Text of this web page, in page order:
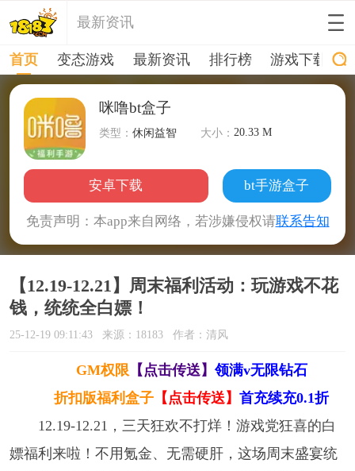
最新资讯
首页 变态游戏 最新资讯 排行榜 游戏下载
咪噜bt盒子
类型：休闲益智 大小：20.33 M
安卓下载 bt手游盒子
免责声明：本app来自网络，若涉嫌侵权请联系告知
【12.19-12.21】周末福利活动：玩游戏不花
钱，统统全白嫖！
25-12-19 09:11:43 来源：18183 作者：清风
GM权限 【点击传送】 领满v无限钻石
折扣版福利盒子 【点击传送】首充续充0.1折
12.19-12.21，三天狂欢不打烊！游戏党狂喜的白
嫖福利来啦！不用氪金、无需硬肝，这场周末盛宴统